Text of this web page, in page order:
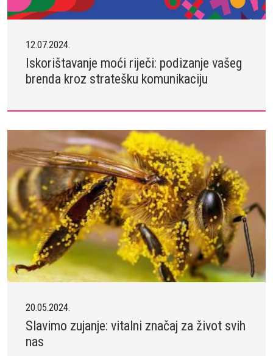
12.07.2024.
Iskorištavanje moći riječi: podizanje vašeg
brenda kroz stratešku komunikaciju
20.05.2024.
Slavimo zujanje: vitalni značaj za život svih
nas